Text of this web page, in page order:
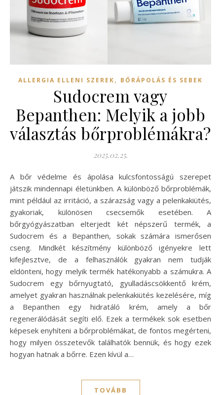
ALLERGIA ELLENI SZEREK, BŐRÁPOLÁS ÉS SEBEK
Sudocrem vagy
Bepanthen: Melyik a jobb
választás bőrproblémákra?
2025.02.25.
A bőr védelme és ápolása kulcsfontosságú szerepet
játszik mindennapi életünkben. A különböző bőrproblémák,
mint például az irritáció, a szárazság vagy a pelenkakiütés,
gyakoriak, különösen csecsemők esetében. A
bőrgyógyászatban elterjedt két népszerű termék, a
Sudocrem és a Bepanthen, sokak számára ismerősen
cseng. Mindkét készítmény különböző igényekre lett
kifejlesztve, de a felhasználók gyakran nem tudják
eldönteni, hogy melyik termék hatékonyabb a számukra. A
Sudocrem egy bőrnyugtató, gyulladáscsökkentő krém,
amelyet gyakran használnak pelenkakiütés kezelésére, míg
a Bepanthen egy hidratáló krém, amely a bőr
regenerálódását segíti elő. Ezek a termékek sok esetben
képesek enyhíteni a bőrproblémákat, de fontos megérteni,
hogy milyen összetevők találhatók bennük, és hogy ezek
hogyan hatnak a bőrre. Ezen kívül a…
TOVÁBB